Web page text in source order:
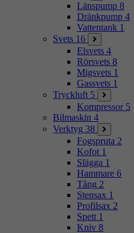
Länspump 8
Dränkpump 4
Vattentank 1
Svets 16
Elsvets 4
Rörsvets 8
Migsvets 1
Gassvets 1
Tryckluft 5
Kompressor 5
Bilmaskin 4
Verktyg 38
Fogspruta 2
Kofot 1
Slägga 1
Hammare 6
Tång 2
Stensax 1
Profilsax 2
Spett 1
Kniv 8